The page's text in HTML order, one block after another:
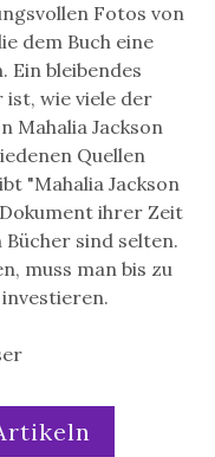
Fotos von
dem Buch eine
Ein bleibendes
ist, wie viele der
Mahalia Jackson
Quellen
"Mahalia Jackson
ihrer Zeit
sind selten.
muss man bis zu